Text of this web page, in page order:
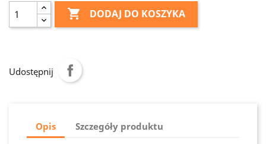
 DODAJ DO KOSZYKA
Udostępnij
Opis Szczegóły produktu